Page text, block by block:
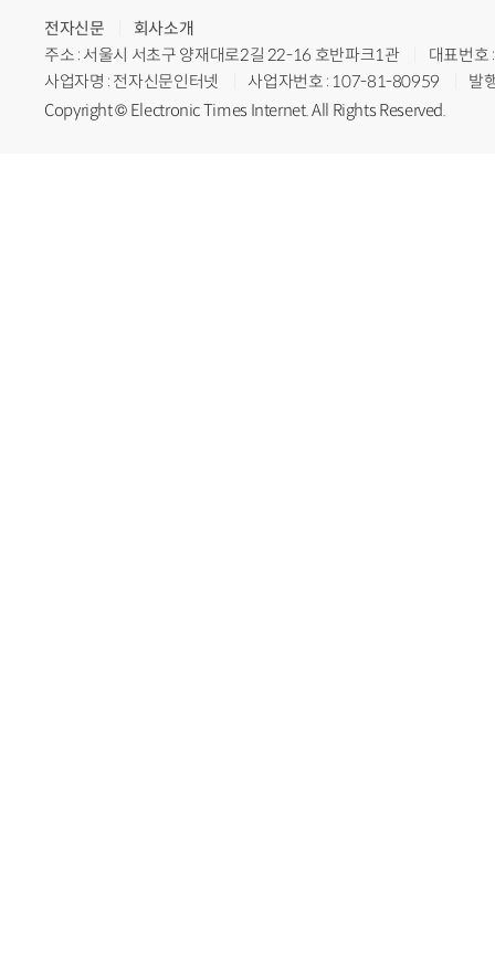
전자신문
회사소개
주소 : 서울시 서초구 양재대로2길 22-16 호반파크1관
대표번
사업자명 : 전자신문인터넷
사업자번호 : 107-81-80959
발
Copyright © Electronic Times Internet. All Rights Reserved.